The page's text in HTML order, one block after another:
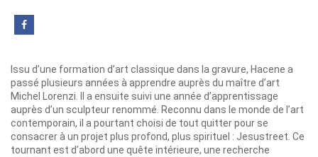
Issu d’une formation d’art classique dans la gravure, Hacene a
passé plusieurs années à apprendre auprès du maître d’art
Michel Lorenzi. Il a ensuite suivi une année d’apprentissage
auprès d’un sculpteur renommé. Reconnu dans le monde de l’art
contemporain, il a pourtant choisi de tout quitter pour se
consacrer à un projet plus profond, plus spirituel : Jesustreet. Ce
tournant est d’abord une quête intérieure, une recherche